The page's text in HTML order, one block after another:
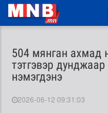
504 мянган ахмад
тэтгэвэр
нэмэгдэнэ
2026-06-12 09:31:03